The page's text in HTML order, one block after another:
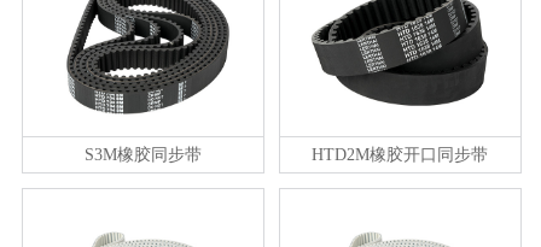
S3M橡胶同步带 HTD2M橡胶开口同步带